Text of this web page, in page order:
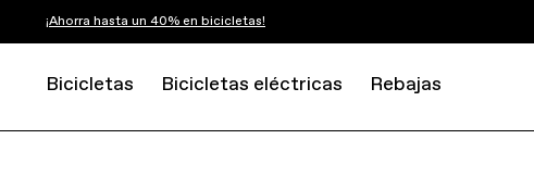
¡Ahorra hasta un 40% en bicicletas!
Bicicletas Bicicletas eléctricas Rebajas